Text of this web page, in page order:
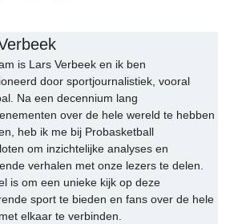
is Lars Verbeek en ik ben
door sportjournalistiek, vooral
Na een decennium lang
over de hele wereld te hebben
heb ik me bij Probasketball
om inzichtelijke analyses en
verhalen met onze lezers te delen.
is om een unieke kijk op deze
sport te bieden en fans over de hele
elkaar te verbinden.